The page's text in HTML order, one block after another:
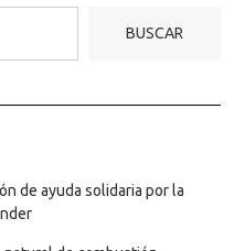
BUSCAR
de ayuda solidaria por la